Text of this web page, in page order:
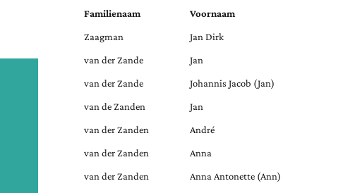
Familienaam Voornaam
Zaagman Jan Dirk
van der Zande Jan
van der Zande Johannis Jacob (Jan)
van de Zanden Jan
van der Zanden André
van der Zanden Anna
van der Zanden Anna Antonette (Ann)